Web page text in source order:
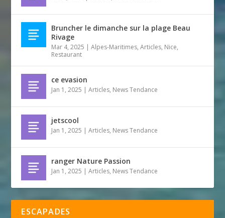
Bruncher le dimanche sur la plage Beau
Rivage
Mar 4, 2025 |Alpes-Maritimes,Articles, Nice,
Restaurant
ce evasion
Jan 1, 2025 |Articles, News Tendance
jetscool
Jan 1, 2025 |Articles, News Tendance
ranger Nature Passion
Jan 1, 2025 |Articles, News Tendance
ESCAPADES